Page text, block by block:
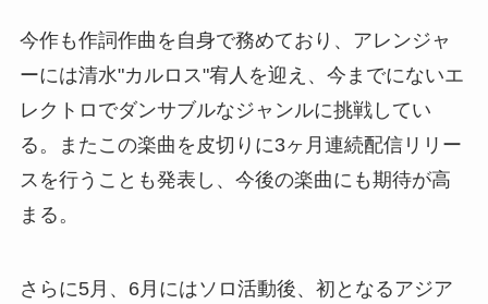
今作も作詞作曲を自身で務めており、アレンジャ
ーには清水"カルロス"宥人を迎え、今までにないエ
レクトロでダンサブルなジャンルに挑戦してい
る。またこの楽曲を皮切りに3ヶ月連続配信リリー
スを行うことも発表し、今後の楽曲にも期待が高
まる。
さらに5月、6月にはソロ活動後、初となるアジア